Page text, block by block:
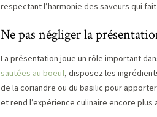
respectant l’harmonie des saveurs qui
Ne pas négliger la
La présentation joue un rôle important
sautées au boeuf, disposez les
de la coriandre ou du basilic pour
et rend l’expérience culinaire encore plus